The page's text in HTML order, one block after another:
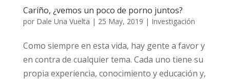
Cariño, ¿vemos un poco de porno juntos?
por Dale Una Vuelta | 25 May, 2019 | Investigación
Como siempre en esta vida, hay gente a favor y
en contra de cualquier tema. Cada uno tiene su
propia experiencia, conocimiento y educación y,